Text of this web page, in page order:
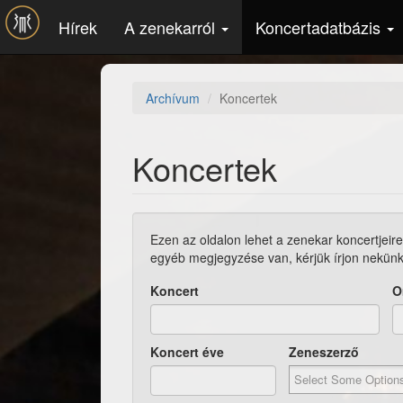
Ugrás a tartalomra
Hírek A zenekarról Koncertadatbázis
Archívum Koncertek
Koncertek
Ezen az oldalon lehet a zenekar
egyéb megjegyzése van, kérjük írjon
Koncert
Koncert éve Zeneszerző